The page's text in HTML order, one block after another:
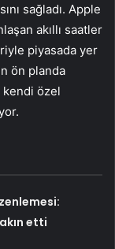
sağladı. Apple
akıllı saatler
piyasada yer
ön planda
kendi özel
etti